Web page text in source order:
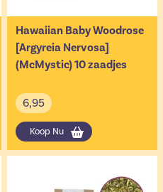
Hawaiian Baby Woodrose
[Argyreia Nervosa]
(McMystic) 10 zaadjes
6,95
Koop Nu